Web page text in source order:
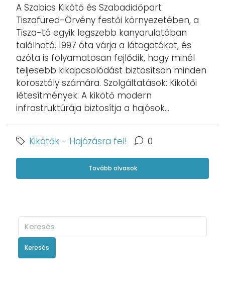
A Szabics Kikötő és Szabadidőpart
Tiszafüred-Örvény festői környezetében, a
Tisza-tó egyik legszebb kanyarulatában
található. 1997 óta várja a látogatókat, és
azóta is folyamatosan fejlődik, hogy minél
teljesebb kikapcsolódást biztosítson minden
korosztály számára. Szolgáltatások: Kikötői
létesítmények: A kikötő modern
infrastruktúrája biztosítja a hajósok...
Kikötők - Hajózásra fel! 0
Tovább olvasok
Keresés